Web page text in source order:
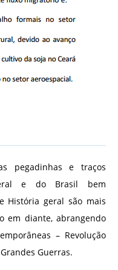
pegadinhas e traços
e do Brasil bem
História geral são mais
em diante, abrangendo
– Revolução
Guerras.